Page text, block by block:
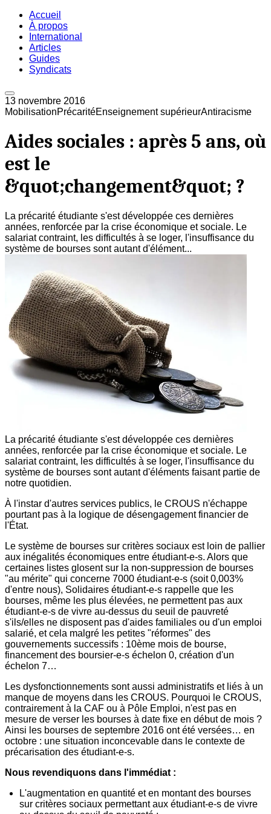
Accueil
À propos
International
Articles
Guides
Syndicats
13 novembre 2016
MobilisationPrécaritéEnseignement supérieurAntiracisme
Aides sociales : après 5 ans, où
est le
&quot;changement&quot; ?
La précarité étudiante s'est développée ces dernières
années, renforcée par la crise économique et sociale. Le
salariat contraint, les difficultés à se loger, l'insuffisance du
système de bourses sont autant d'élément...
La précarité étudiante s'est développée ces dernières
années, renforcée par la crise économique et sociale. Le
salariat contraint, les difficultés à se loger, l'insuffisance du
système de bourses sont autant d'éléments faisant partie de
notre quotidien.
À l'instar d'autres services publics, le CROUS n'échappe
pourtant pas à la logique de désengagement financier de
l'État.
Le système de bourses sur critères sociaux est loin de pallier
aux inégalités économiques entre étudiant-e-s. Alors que
certaines listes glosent sur la non-suppression de bourses
"au mérite" qui concerne 7000 étudiant-e-s (soit 0,003%
d'entre nous), Solidaires étudiant-e-s rappelle que les
bourses, même les plus élevées, ne permettent pas aux
étudiant-e-s de vivre au-dessus du seuil de pauvreté
s'ils/elles ne disposent pas d'aides familiales ou d'un emploi
salarié, et cela malgré les petites "réformes" des
gouvernements successifs : 10ème mois de bourse,
financement des boursier-e-s échelon 0, création d'un
échelon 7…
Les dysfonctionnements sont aussi administratifs et liés à un
manque de moyens dans les CROUS. Pourquoi le CROUS,
contrairement à la CAF ou à Pôle Emploi, n'est pas en
mesure de verser les bourses à date fixe en début de mois ?
Ainsi les bourses de septembre 2016 ont été versées… en
octobre : une situation inconcevable dans le contexte de
précarisation des étudiant-e-s.
Nous revendiquons dans l'immédiat :
L'augmentation en quantité et en montant des bourses
sur critères sociaux permettant aux étudiant-e-s de vivre